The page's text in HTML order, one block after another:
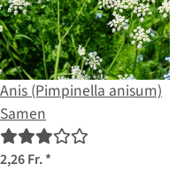
Anis (Pimpinella anisum)
Samen
2,26 Fr.*